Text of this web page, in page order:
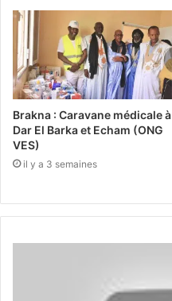
Brakna : Caravane médicale à
Dar El Barka et Echam (ONG
VES)
il y a 3 semaines